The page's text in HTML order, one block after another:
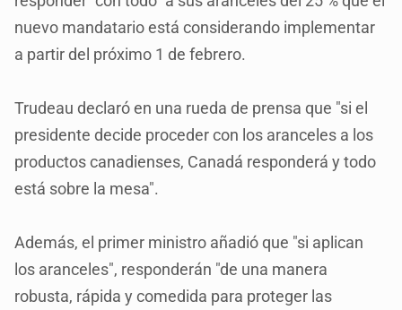
nuevo mandatario está considerando implementar
a partir del próximo 1 de febrero.
Trudeau declaró en una rueda de prensa que "si el
presidente decide proceder con los aranceles a los
productos canadienses, Canadá responderá y todo
está sobre la mesa".
Además, el primer ministro añadió que "si aplican
los aranceles", responderán "de una manera
robusta, rápida y comedida para proteger las